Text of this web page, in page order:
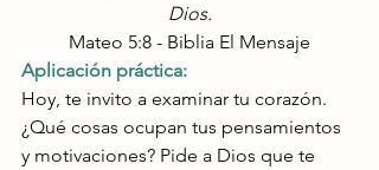
Dios.
Mateo 5:8 - Biblia El Mensaje
Aplicación práctica:
Hoy, te invito a examinar tu corazón.
¿Qué cosas ocupan tus pensamientos
y motivaciones? Pide a Dios que te